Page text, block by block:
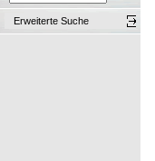
Erweiterte Suche